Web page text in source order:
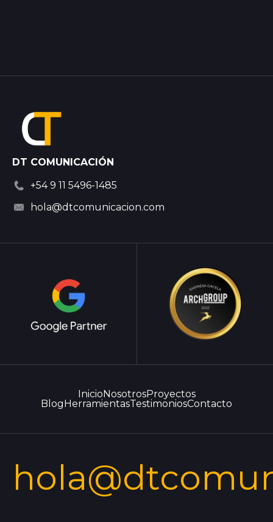
DT COMUNICACIÓN
+54 9 11 5496-1485
hola@dtcomunicacion.com
InicioNosotrosProyectos
BlogHerramientasTestimoniosContacto